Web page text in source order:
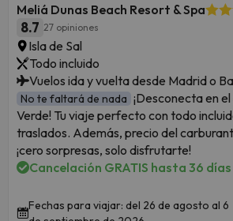
Meliá Dunas Beach Resort & Spa
8.7 27 opiniones
Isla de Sal
Todo incluido
Vuelos ida y vuelta desde Madrid o
No te faltará de nada ¡Desconecta en
Verde! Tu viaje perfecto con todo
traslados. Además, precio del
¡cero sorpresas, solo disfrutarte!
Cancelación GRATIS hasta 36
Fechas para viajar: del 26 de agosto al 6